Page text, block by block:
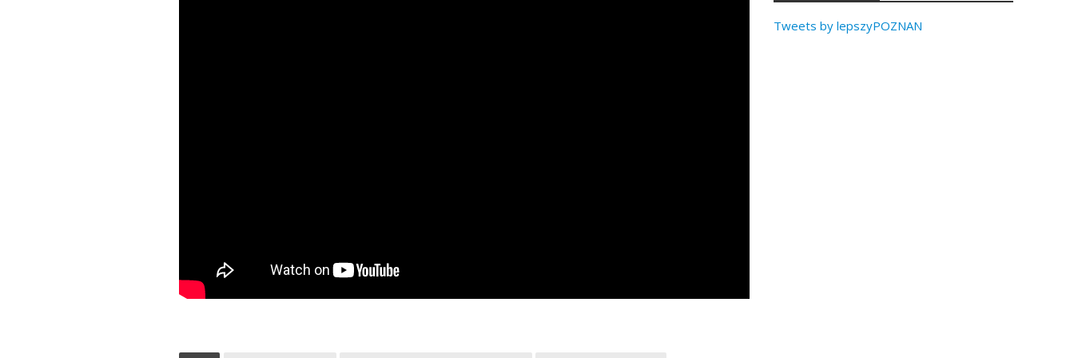
Tweets by lepszyPOZNAN